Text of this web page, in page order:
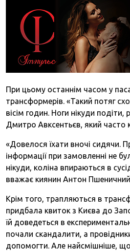
При цьому останнім часом у
трансформерів. «Такий потяг
вісім годин. Ноги нікуди
Дмитро Авксентьєв, який часто
«Довелося їхати вночі сидячи.
інформації при замовленні не
нікуди, коліна впираються в
вважає киянин Антон
Крім того, трапляються в
придбала квиток з Києва до
їй доведеться в
почали скандалити, а
допомогти. Але найсмішніше,